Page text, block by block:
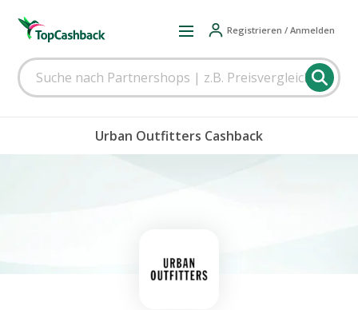
Registrieren / Anmelden
Urban Outfitters Cashback